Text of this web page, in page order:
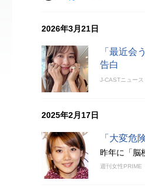
2026年3月21日
「最近会
告白
J-CASTニュース
2025年2月17日
「大変危
昨年に「脳
週刊女性PRIME